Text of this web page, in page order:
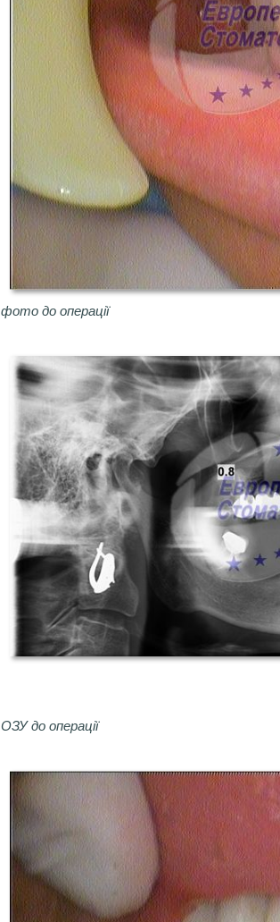
фото до операції
ОЗУ до операції